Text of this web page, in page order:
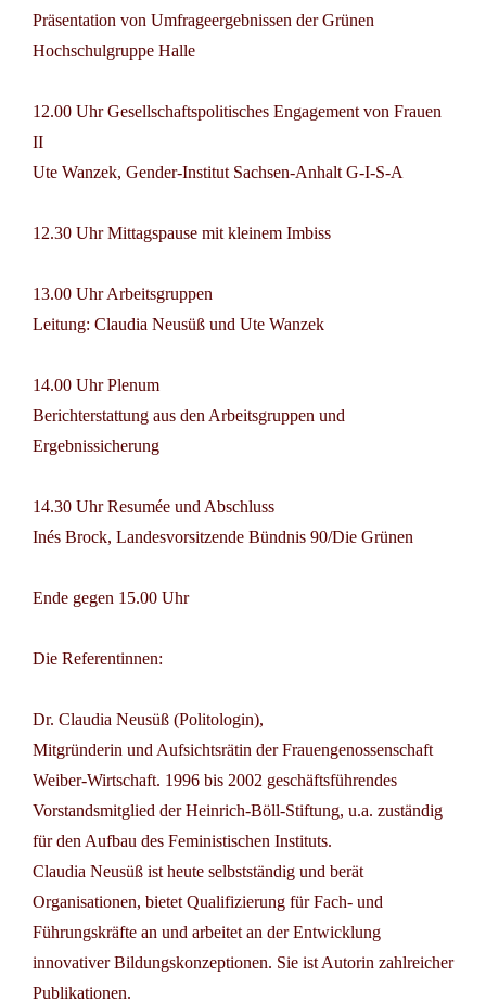
Präsentation von Umfrageergebnissen der Grünen
Hochschulgruppe Halle
12.00 Uhr Gesellschaftspolitisches Engagement von Frauen
II
Ute Wanzek, Gender-Institut Sachsen-Anhalt G-I-S-A
12.30 Uhr Mittagspause mit kleinem Imbiss
13.00 Uhr Arbeitsgruppen
Leitung: Claudia Neusüß und Ute Wanzek
14.00 Uhr Plenum
Berichterstattung aus den Arbeitsgruppen und
Ergebnissicherung
14.30 Uhr Resumée und Abschluss
Inés Brock, Landesvorsitzende Bündnis 90/Die Grünen
Ende gegen 15.00 Uhr
Die Referentinnen:
Dr. Claudia Neusüß (Politologin),
Mitgründerin und Aufsichtsrätin der Frauengenossenschaft
Weiber-Wirtschaft. 1996 bis 2002 geschäftsführendes
Vorstandsmitglied der Heinrich-Böll-Stiftung, u.a. zuständig
für den Aufbau des Feministischen Instituts.
Claudia Neusüß ist heute selbstständig und berät
Organisationen, bietet Qualifizierung für Fach- und
Führungskräfte an und arbeitet an der Entwicklung
innovativer Bildungskonzeptionen. Sie ist Autorin zahlreicher
Publikationen.